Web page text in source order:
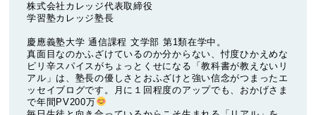
株式会社カレッジ代表取締役
学習塾カレッジ塾長
慶應義塾大学 通信課程 文学部 第1類在学中。
真面目なのかふざけているのか分からない、忖度ひかえめな
ピリ辛スパイスがちょっとくせになる「教科書が教えないリ
アル」は、塾長の優しさとおふざけと強い信念がつまったエ
ッセイブログです。月に１回程度のアップでも、おかげさま
で年間PV200万